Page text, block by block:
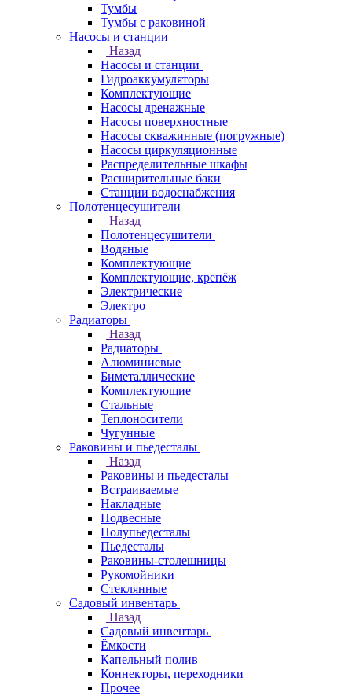
Тумбы
Тумбы с раковиной
Насосы и станции
Назад
Насосы и станции
Гидроаккумуляторы
Комплектующие
Насосы дренажные
Насосы поверхностные
Насосы скважинные (погружные)
Насосы циркуляционные
Распределительные шкафы
Расширительные баки
Станции водоснабжения
Полотенцесушители
Назад
Полотенцесушители
Водяные
Комплектующие
Комплектующие, крепёж
Электрические
Электро
Радиаторы
Назад
Радиаторы
Алюминиевые
Биметаллические
Комплектующие
Стальные
Теплоносители
Чугунные
Раковины и пьедесталы
Назад
Раковины и пьедесталы
Встраиваемые
Накладные
Подвесные
Полупьедесталы
Пьедесталы
Раковины-столешницы
Рукомойники
Стеклянные
Садовый инвентарь
Назад
Садовый инвентарь
Ёмкости
Капельный полив
Коннекторы, переходники
Прочее